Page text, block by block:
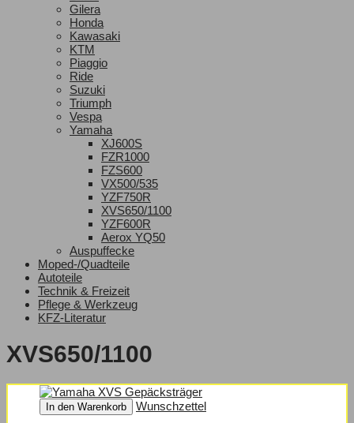
Gilera
Honda
Kawasaki
KTM
Piaggio
Ride
Suzuki
Triumph
Vespa
Yamaha
XJ600S
FZR1000
FZS600
VX500/535
YZF750R
XVS650/1100
YZF600R
Aerox YQ50
Auspuffecke
Moped-/Quadteile
Autoteile
Technik & Freizeit
Pflege & Werkzeug
KFZ-Literatur
XVS650/1100
In den Warenkorb Wunschzettel